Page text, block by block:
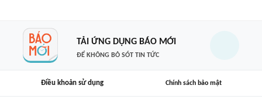
TẢI ỨNG DỤNG BÁO MỚI
ĐỂ KHÔNG BỎ SÓT TIN TỨC
Điều khoản sử dụng Chính sách bảo mật